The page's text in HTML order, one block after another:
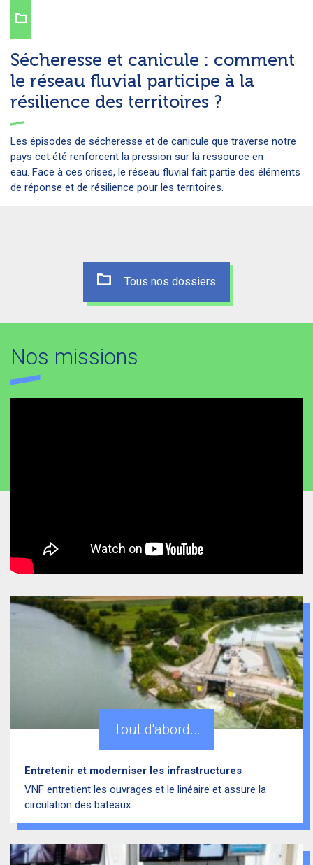
Sécheresse et canicule : comment
le réseau fluvial participe à la
résilience des territoires ?
Les épisodes de sécheresse et de canicule que traverse notre
pays cet été renforcent la pression sur la ressource en
eau. Face à ces crises, le réseau fluvial fait partie des éléments
de réponse et de résilience pour les territoires.
Tous nos dossiers
Nos missions
Tout d'abord...
Entretenir et moderniser les infrastructures
VNF entretient les ouvrages et le linéaire et assure la
circulation des bateaux.